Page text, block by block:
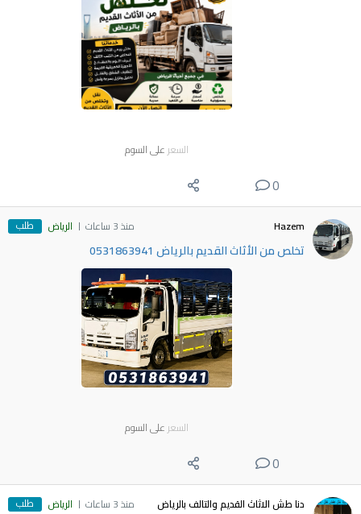
السعر على السوم
0
Hazem منذ 3 ساعات الرياض طلب
تخلص من الأثاث القديم بالرياض 0531863941
السعر على السوم
0
دنا طش الاثاث القديم والتالف بالرياض منذ 3 ساعات الرياض طلب